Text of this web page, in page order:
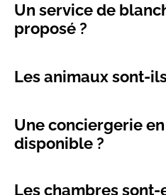
Un service de
proposé ?
Les animaux sont-
Une conciergerie
disponible ?
Les chambres sont-